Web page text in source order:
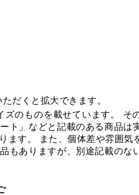
だくと拡大できます。
ズのものを載せています。 そ
ト」などと記載のある商品は
ます。 また、個体差や雰囲気
もありますが、別途記載のな